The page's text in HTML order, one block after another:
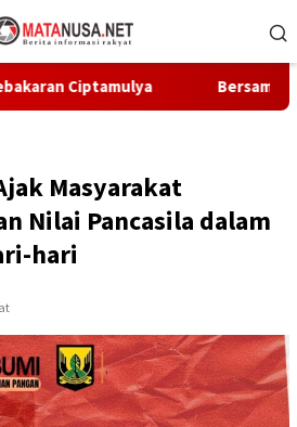
Bersama Bupati dan
Masyarakat
Nilai Pancasila dalam
hari